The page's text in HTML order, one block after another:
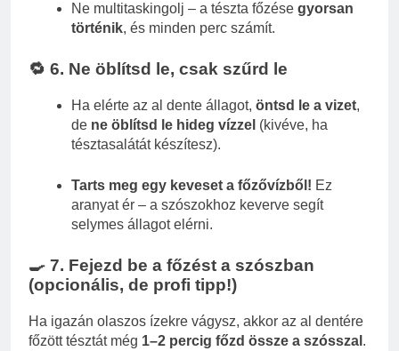
Ne multitaskingolj – a tészta főzése gyorsan
történik, és minden perc számít.
🔁 6. Ne öblítsd le, csak szűrd le
Ha elérte az al dente állagot, öntsd le a vizet,
de ne öblítsd le hideg vízzel (kivéve, ha
tésztasalátát készítesz).
Tarts meg egy keveset a főzővízből! Ez
aranyat ér – a szószokhoz keverve segít
selymes állagot elérni.
🍳 7. Fejezd be a főzést a szószban
(opcionális, de profi tipp!)
Ha igazán olaszos ízekre vágysz, akkor az al dentére
főzött tésztát még 1–2 percig főzd össze a szósszal .